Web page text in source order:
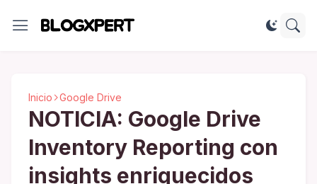
Inicio Google Drive
NOTICIA: Google Drive
Inventory Reporting con
insights enriquecidos